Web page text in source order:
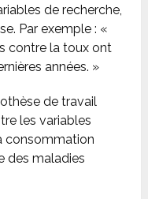
de recherche,
Par exemple : «
contre la toux ont
années. »
de travail
les variables
consommation
des maladies